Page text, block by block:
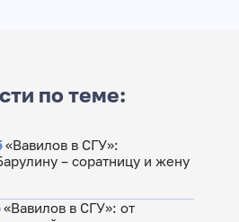
по теме:
«Вавилов в СГУ»:
– соратницу и жену
«Вавилов в СГУ»: от